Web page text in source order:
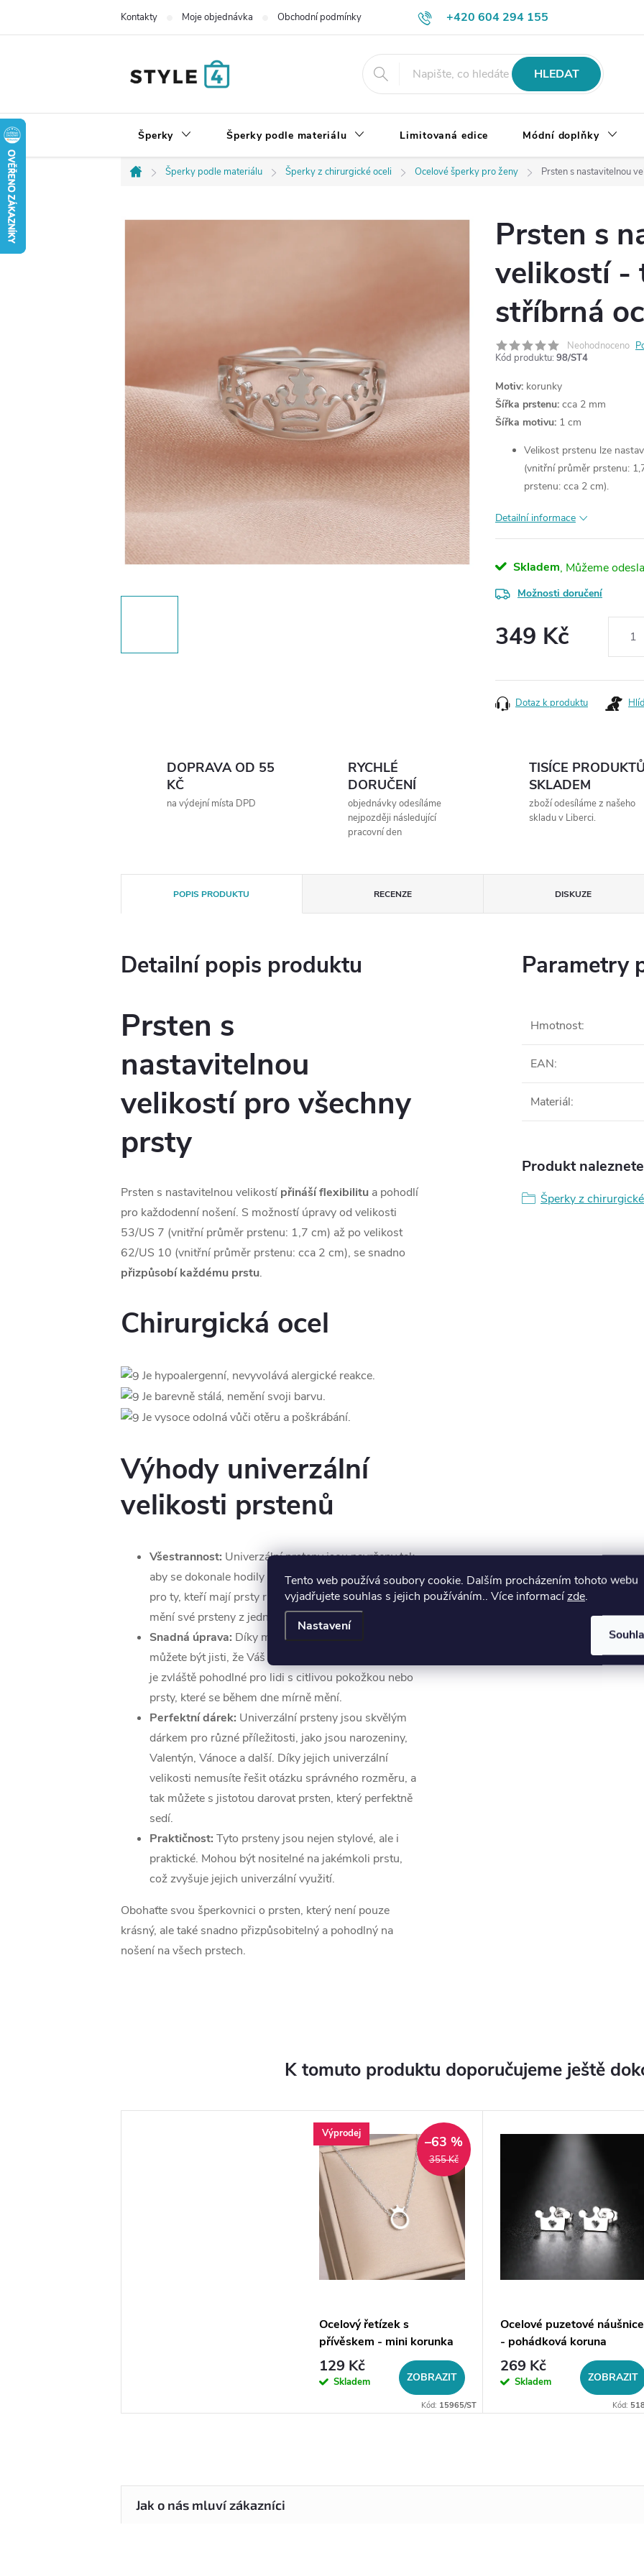
Tento web používá soubory cookie. Dalším procházením tohoto webu
vyjadřujete souhlas s jejich používáním.. Více informacízde.
Nastavení
+420 604 294 155
Kontakty Moje objednávka Obchodní podmínky Výměna, vrácení a reklamace zboží
HLEDAT
Šperky Šperky podle materiálu Limitovaná edice Módní doplňky
Domů
Šperky podle materiálu Šperky z chirurgické oceli Ocelové šperky pro ženy Prsten s nastavitelnou
Prsten s
velikostí -
stříbrná
Neohodnoceno
Kód produktu: 98/ST4
Motiv: korunky
Šířka prstenu: cca 2 mm
Šířka motivu: 1 cm
Velikost prstenu lze
(vnitřní průměr prstenu:
prstenu: cca 2 cm).
Detailní informace
Skladem
Možnosti doručení
349 Kč
Dotaz k produktu
DOPRAVA OD 55
KČ
na výdejní místa DPD
RYCHLÉ
DORUČENÍ
objednávky odesíláme
nejpozději následující
pracovní den
TISÍCE
SKLADEM
zboží odesíláme z našeho
skladu v Liberci.
POPIS PRODUKTU RECENZE DISKUZE
Detailní popis produktu
Prsten s
nastavitelnou
velikostí pro všechny
prsty
Prsten s nastavitelnou velikostí přináší flexibilitu a pohodlí
pro každodenní nošení. S možností úpravy od velikosti
53/US 7 (vnitřní průměr prstenu: 1,7 cm) až po velikost
62/US 10 (vnitřní průměr prstenu: cca 2 cm), se snadno
přizpůsobí každému prstu.
Chirurgická ocel
Je hypoalergenní, nevyvolává alergické reakce.
Je barevně stálá, nemění svoji barvu.
Je vysoce odolná vůči otěru a poškrábání.
Výhody univerzální
velikosti prstenů
Všestrannost: Univerzální prsteny jsou navrženy tak,
aby se dokonale hodily na všechny prsty. Ideální volba
pro ty, kteří mají prsty různých velikostí nebo rádi
mění své prsteny z jednoho prstu na druhý.
Snadná úprava: Díky možnosti jednoduché úpravy si
můžete být jisti, že Váš prsten vždy skvěle padne. To
je zvláště pohodlné pro lidi s citlivou pokožkou nebo
prsty, které se během dne mírně mění.
Perfektní dárek: Univerzální prsteny jsou skvělým
dárkem pro různé příležitosti, jako jsou narozeniny,
Valentýn, Vánoce a další. Díky jejich univerzální
velikosti nemusíte řešit otázku správného rozměru, a
tak můžete s jistotou darovat prsten, který perfektně
sedí.
Praktičnost: Tyto prsteny jsou nejen stylové, ale i
praktické. Mohou být nositelné na jakémkoli prstu,
což zvyšuje jejich univerzální využití.
Obohaťte svou šperkovnici o prsten, který není pouze
krásný, ale také snadno přizpůsobitelný a pohodlný na
nošení na všech prstech.
Parametry
Hmotnost:
EAN:
Materiál:
Produkt
Šperky z
K tomuto produktu doporučujeme ještě
Výprodej
355 Kč
–63 %
Ocelový řetízek s
přívěskem - mini korunka
129 Kč
Skladem ZOBRAZIT
Kód: 15965/ST
Ocelové puzetové náušnice
- pohádková koruna
269 Kč
Skladem ZOBRAZIT
Kód: